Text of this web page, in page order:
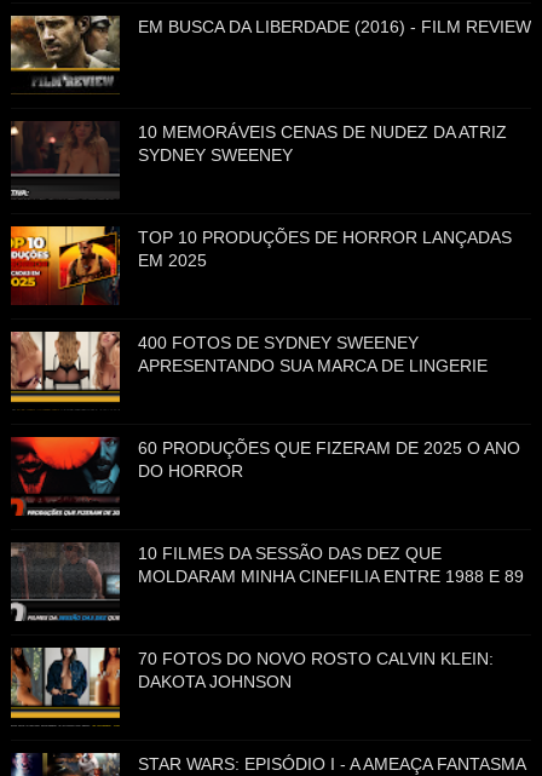
EM BUSCA DA LIBERDADE (2016) - FILM REVIEW
10 MEMORÁVEIS CENAS DE NUDEZ DA ATRIZ
SYDNEY SWEENEY
TOP 10 PRODUÇÕES DE HORROR LANÇADAS
EM 2025
400 FOTOS DE SYDNEY SWEENEY
APRESENTANDO SUA MARCA DE LINGERIE
60 PRODUÇÕES QUE FIZERAM DE 2025 O ANO
DO HORROR
10 FILMES DA SESSÃO DAS DEZ QUE
MOLDARAM MINHA CINEFILIA ENTRE 1988 E 89
70 FOTOS DO NOVO ROSTO CALVIN KLEIN:
DAKOTA JOHNSON
STAR WARS: EPISÓDIO I - A AMEAÇA FANTASMA